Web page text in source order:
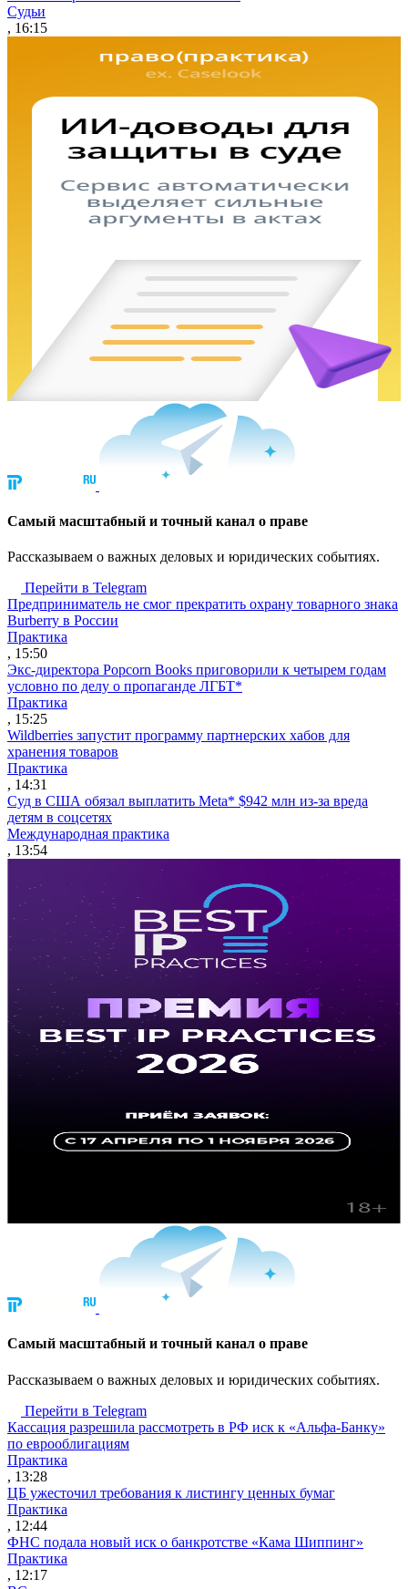
Судьи
, 16:15
Cамый масштабный и точный канал о праве
Рассказываем о важных деловых и юридических событиях.
Перейти в Telegram
Предприниматель не смог прекратить охрану товарного знака
Burberry в России
Практика
, 15:50
Экс-директора Popcorn Books приговорили к четырем годам
условно по делу о пропаганде ЛГБТ*
Практика
, 15:25
Wildberries запустит программу партнерских хабов для
хранения товаров
Практика
, 14:31
Суд в США обязал выплатить Meta* $942 млн из-за вреда
детям в соцсетях
Международная практика
, 13:54
Cамый масштабный и точный канал о праве
Рассказываем о важных деловых и юридических событиях.
Перейти в Telegram
Кассация разрешила рассмотреть в РФ иск к «Альфа-Банку»
по еврооблигациям
Практика
, 13:28
ЦБ ужесточил требования к листингу ценных бумаг
Практика
, 12:44
ФНС подала новый иск о банкротстве «Кама Шиппинг»
Практика
, 12:17